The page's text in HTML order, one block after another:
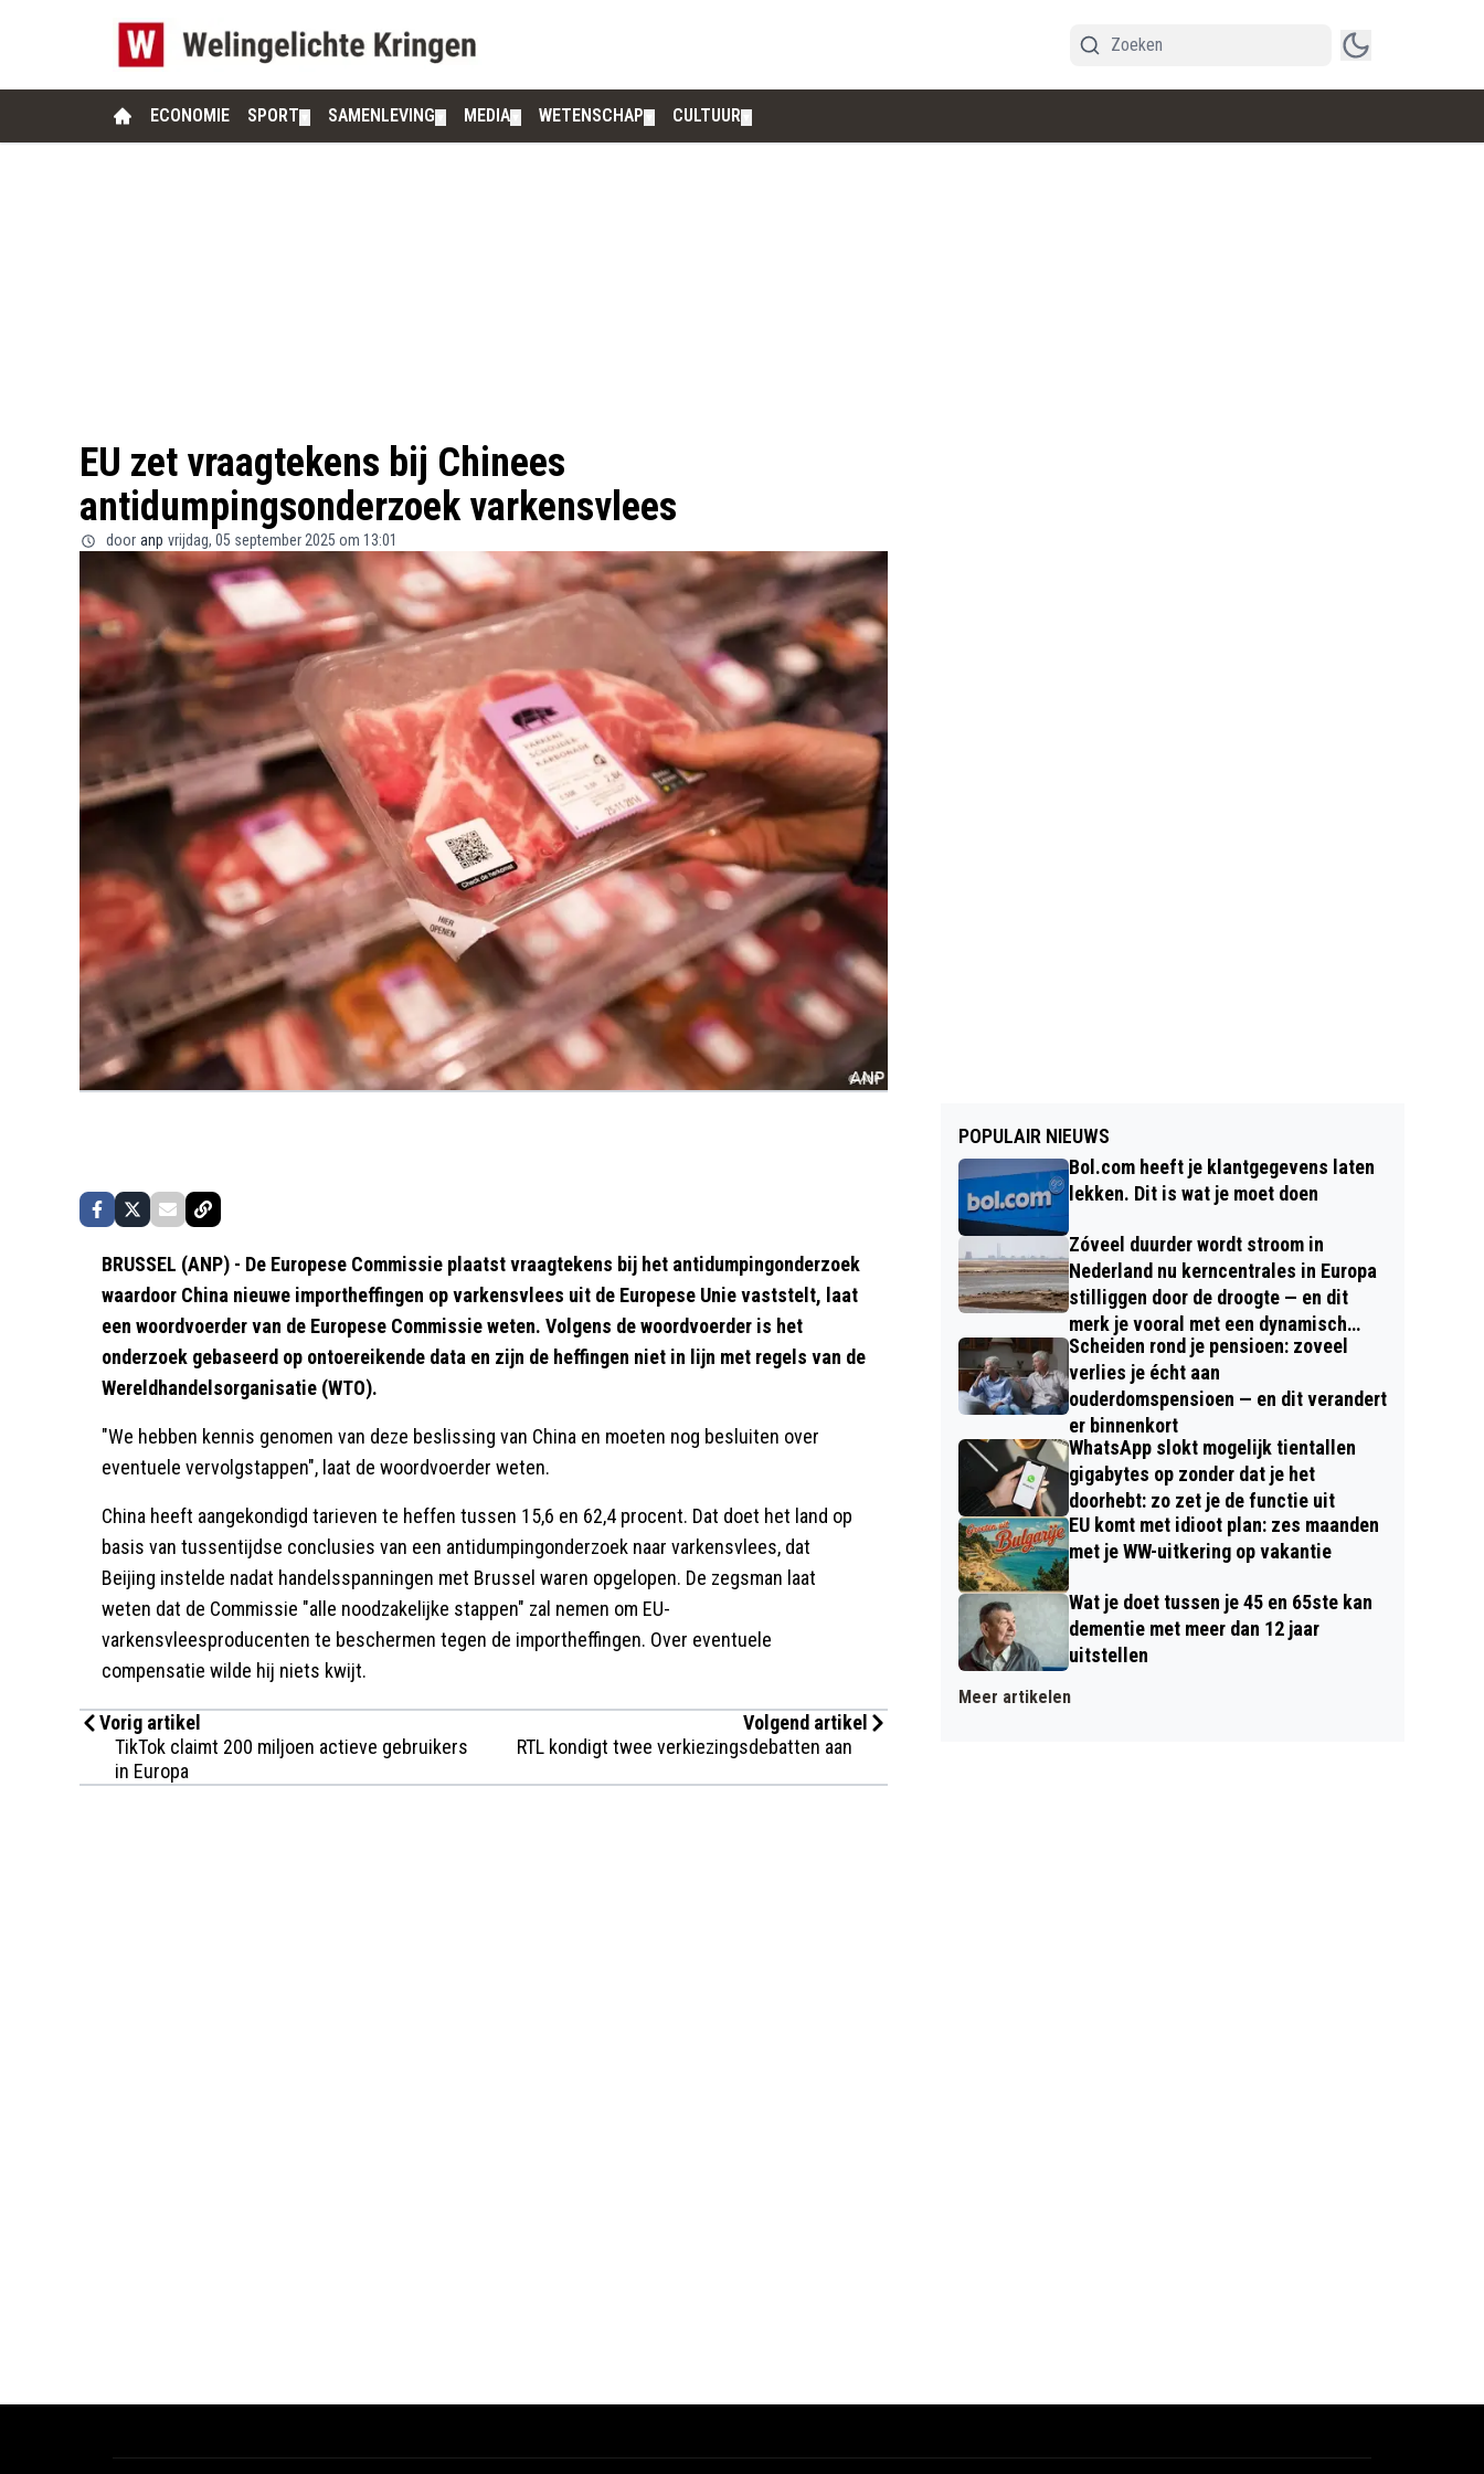
ECONOMIE SPORT SAMENLEVING MEDIA WETENSCHAP CULTUUR
EU zet vraagtekens bij Chinees
antidumpingsonderzoek varkensvlees
door anp vrijdag, 05 september 2025 om 13:01
BRUSSEL (ANP) - De Europese Commissie plaatst vraagtekens bij het antidumpingonderzoek
waardoor China nieuwe importheffingen op varkensvlees uit de Europese Unie vaststelt, laat
een woordvoerder van de Europese Commissie weten. Volgens de woordvoerder is het
onderzoek gebaseerd op ontoereikende data en zijn de heffingen niet in lijn met regels van de
Wereldhandelsorganisatie (WTO).
"We hebben kennis genomen van deze beslissing van China en moeten nog besluiten over
eventuele vervolgstappen", laat de woordvoerder weten.
China heeft aangekondigd tarieven te heffen tussen 15,6 en 62,4 procent. Dat doet het land op
basis van tussentijdse conclusies van een antidumpingonderzoek naar varkensvlees, dat
Beijing instelde nadat handelsspanningen met Brussel waren opgelopen. De zegsman laat
weten dat de Commissie "alle noodzakelijke stappen" zal nemen om EU-
varkensvleesproducenten te beschermen tegen de importheffingen. Over eventuele
compensatie wilde hij niets kwijt.
Vorig artikel
TikTok claimt 200 miljoen actieve gebruikers
in Europa
Volgend artikel
RTL kondigt twee verkiezingsdebatten aan
POPULAIR NIEUWS
Bol.com heeft je klantgegevens laten
lekken. Dit is wat je moet doen
Zóveel duurder wordt stroom in
Nederland nu kerncentrales in Europa
stilliggen door de droogte — en dit
merk je vooral met een dynamisch
contract
Scheiden rond je pensioen: zoveel
verlies je écht aan
ouderdomspensioen — en dit verandert
er binnenkort
WhatsApp slokt mogelijk tientallen
gigabytes op zonder dat je het
doorhebt: zo zet je de functie uit
EU komt met idioot plan: zes maanden
met je WW-uitkering op vakantie
Wat je doet tussen je 45 en 65ste kan
dementie met meer dan 12 jaar
uitstellen
Meer artikelen